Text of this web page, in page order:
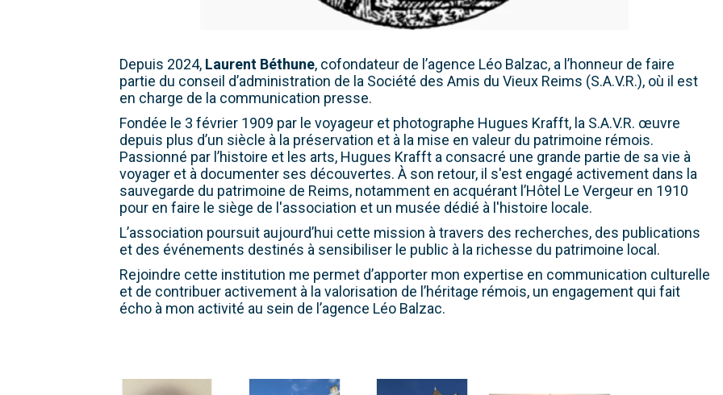
Depuis 2024, Laurent Béthune, cofondateur de l’agence Léo Balzac, a l’honneur de faire
partie du conseil d’administration de la Société des Amis du Vieux Reims (S.A.V.R.), où il est
en charge de la communication presse.
Fondée le 3 février 1909 par le voyageur et photographe Hugues Krafft, la S.A.V.R. œuvre
depuis plus d’un siècle à la préservation et à la mise en valeur du patrimoine rémois.
Passionné par l’histoire et les arts, Hugues Krafft a consacré une grande partie de sa vie à
voyager et à documenter ses découvertes. À son retour, il s'est engagé activement dans la
sauvegarde du patrimoine de Reims, notamment en acquérant l’Hôtel Le Vergeur en 1910
pour en faire le siège de l'association et un musée dédié à l'histoire locale.
L’association poursuit aujourd’hui cette mission à travers des recherches, des publications
et des événements destinés à sensibiliser le public à la richesse du patrimoine local.
Rejoindre cette institution me permet d’apporter mon expertise en communication culturelle
et de contribuer activement à la valorisation de l’héritage rémois, un engagement qui fait
écho à mon activité au sein de l’agence Léo Balzac.